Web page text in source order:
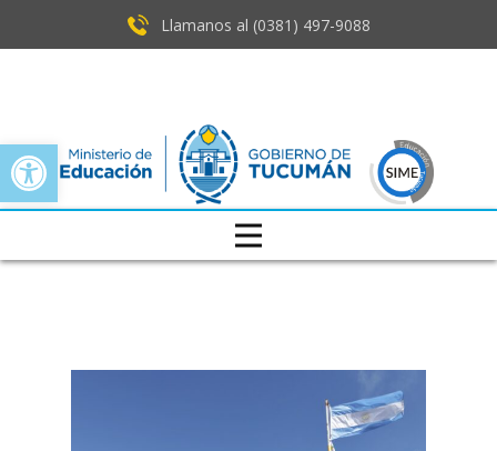
Open toolbar
Llamanos al (0381) ​497-9088